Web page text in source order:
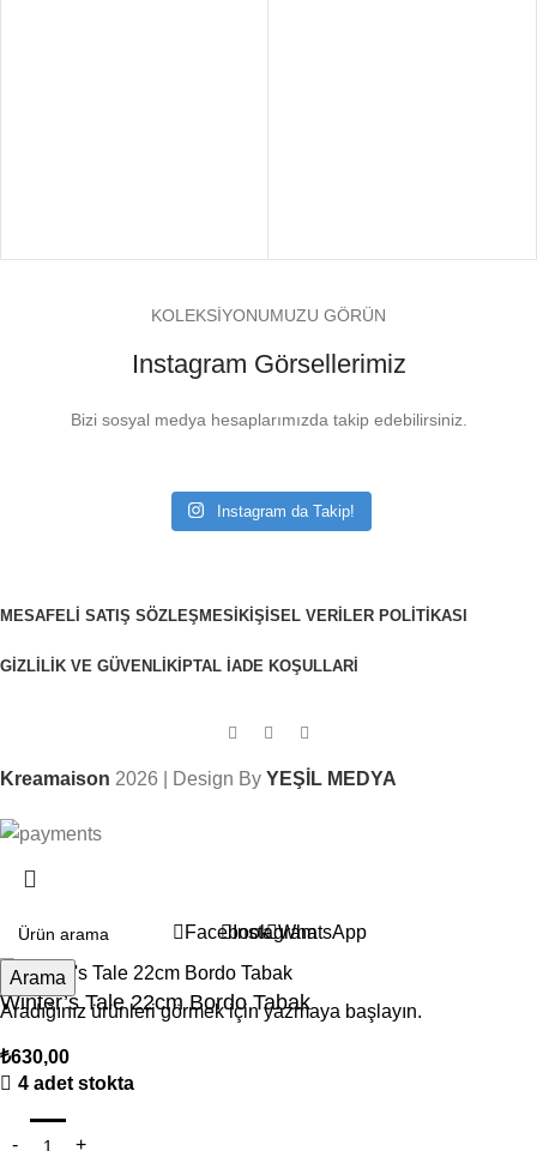
KOLEKSİYONUMUZU GÖRÜN
Instagram Görsellerimiz
Bizi sosyal medya hesaplarımızda takip edebilirsiniz.
Instagram da Takip!
MESAFELI SATIŞ SÖZLEŞMESIKIŞISEL VERILER POLITIKASI
GIZLILIK VE GÜVENLIKİPTAL İADE KOŞULLARI
Kreamaison 2026 | Design By YEŞİL MEDYA
Arama
Aradığınız ürünleri görmek için yazmaya başlayın.
Sepetinizdeki 2. Ürün Şimdi %50 İndirimli!
FacebookInstagramWhatsApp
Winter’s Tale 22cm Bordo Tabak
₺630,00
4 adet stokta